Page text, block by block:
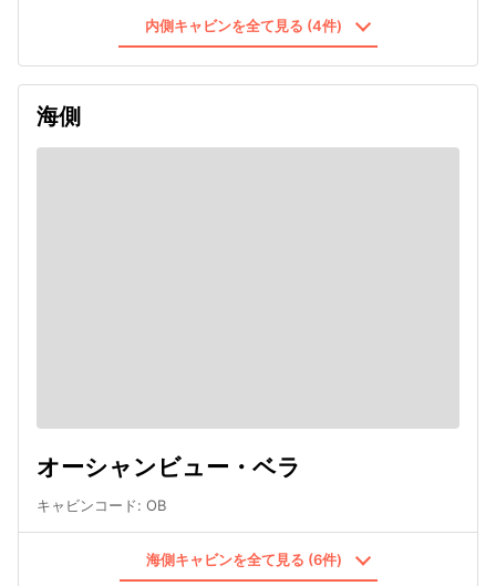
内側キャビンを全て見る (4件)
海側
オーシャンビュー・ベラ
キャビンコード: OB
海側キャビンを全て見る (6件)